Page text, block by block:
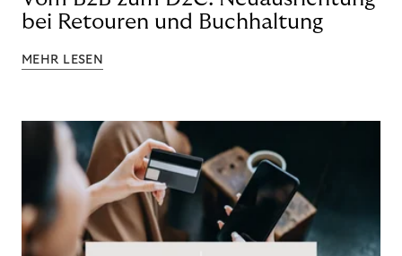
bei Retouren und Buchhaltung
MEHR LESEN